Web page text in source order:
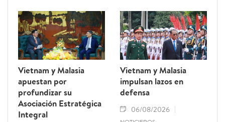
Vietnam y Malasia
apuestan por
profundizar su
Asociación Estratégica
Integral
Vietnam y Malasia
impulsan lazos en
defensa
06/08/2026